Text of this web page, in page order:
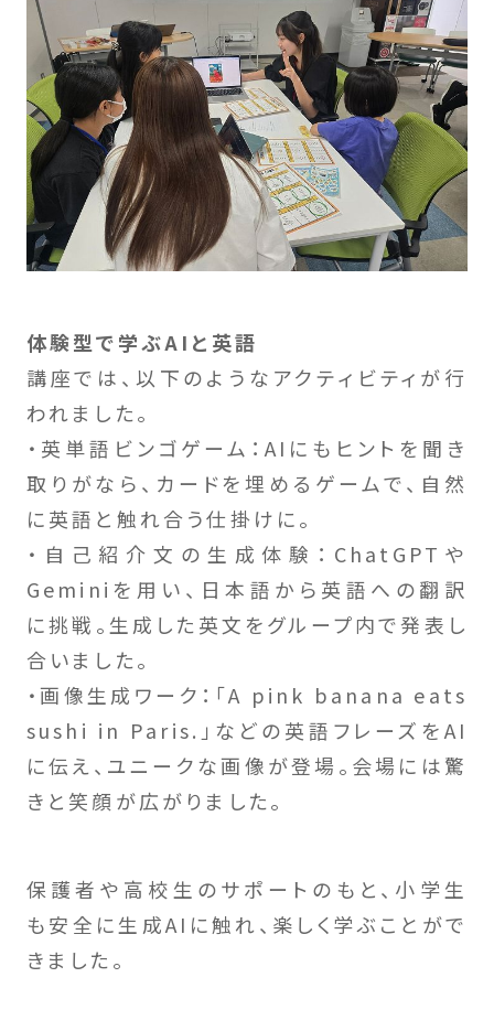
体験型で学ぶAIと英語
講座では、以下のようなアクティビティが行
われました。
・英単語ビンゴゲーム：AIにもヒントを聞き
取りがなら、カードを埋めるゲームで、自然
に英語と触れ合う仕掛けに。
・自己紹介文の生成体験：ChatGPTや
Geminiを用い、日本語から英語への翻訳
に挑戦。生成した英文をグループ内で発表し
合いました。
・画像生成ワーク：「A pink banana eats
sushi in Paris.」などの英語フレーズをAI
に伝え、ユニークな画像が登場。会場には驚
きと笑顔が広がりました。
保護者や高校生のサポートのもと、小学生
も安全に生成AIに触れ、楽しく学ぶことがで
きました。